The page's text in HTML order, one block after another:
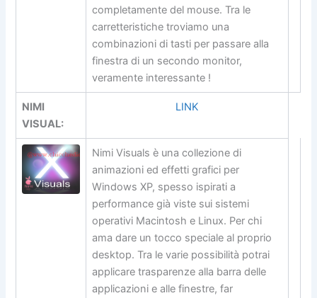
completamente del mouse. Tra le
carretteristiche troviamo una
combinazioni di tasti per passare alla
finestra di un secondo monitor,
veramente interessante !
NIMI
VISUAL:
LINK
Nimi Visuals è una collezione di
animazioni ed effetti grafici per
Windows XP, spesso ispirati a
performance già viste sui sistemi
operativi Macintosh e Linux. Per chi
ama dare un tocco speciale al proprio
desktop. Tra le varie possibilità potrai
applicare trasparenze alla barra delle
applicazioni e alle finestre, far